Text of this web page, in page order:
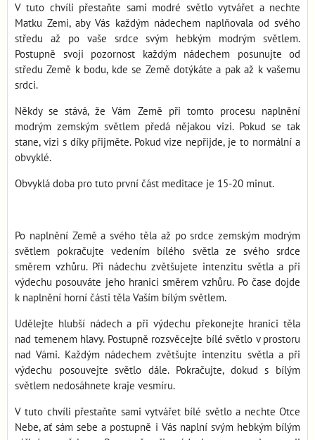
V tuto chvíli přestaňte sami modré světlo vytvářet a nechte
Matku Zemi, aby Vás každým nádechem naplňovala od svého
středu až po vaše srdce svým hebkým modrým světlem.
Postupně svoji pozornost každým nádechem posunujte od
středu Země k bodu, kde se Země dotýkáte a pak až k vašemu
srdci.
Někdy se stává, že Vám Země při tomto procesu naplnění
modrým zemským světlem předá nějakou vizi. Pokud se tak
stane, vizi s díky přijměte. Pokud vize nepřijde, je to normální a
obvyklé.
Obvyklá doba pro tuto první část meditace je 15-20 minut.
Po naplnění Země a svého těla až po srdce zemským modrým
světlem pokračujte vedením bílého světla ze svého srdce
směrem vzhůru. Při nádechu zvětšujete intenzitu světla a při
výdechu posouváte jeho hranici směrem vzhůru. Po čase dojde
k naplnění horní části těla Vaším bílým světlem.
Udělejte hlubší nádech a při výdechu překonejte hranici těla
nad temenem hlavy. Postupně rozsvěcejte bílé světlo v prostoru
nad Vámi. Každým nádechem zvětšujte intenzitu světla a při
výdechu posouvejte světlo dále. Pokračujte, dokud s bílým
světlem nedosáhnete kraje vesmíru.
V tuto chvíli přestaňte sami vytvářet bílé světlo a nechte Otce
Nebe, ať sám sebe a postupně i Vás naplní svým hebkým bílým